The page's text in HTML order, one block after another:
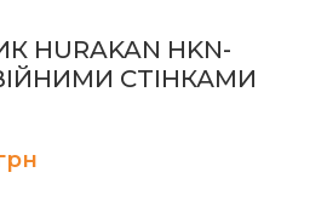
HURAKAN HKN-
СТІНКАМИ